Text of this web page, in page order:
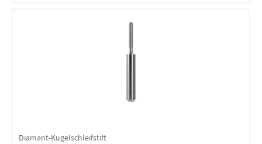
Diamant-Kugelschleifstift